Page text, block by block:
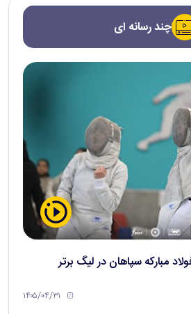
چند رسانه ای
مبارکه سپاهان در لیگ برتر
۱۴۰۵/۰۴/۳۱